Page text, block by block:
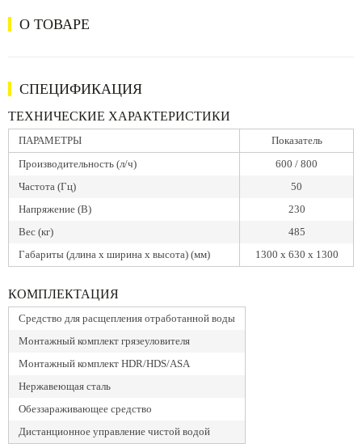
О ТОВАРЕ
СПЕЦИФИКАЦИЯ
ТЕХНИЧЕСКИЕ ХАРАКТЕРИСТИКИ
ПАРАМЕТРЫ
Показатель
Производительность (л/ч)
600 / 800
Частота (Гц)
50
Напряжение (В)
230
Вес (кг)
485
Габариты (длина х ширина х высота) (мм)
1300 x 630 x 1300
КОМПЛЕКТАЦИЯ
Средство для расщепления отработанной воды
Монтажный комплект грязеуловителя
Монтажный комплект HDR/HDS/ASA
Нержавеющая сталь
Обеззараживающее средство
Дистанционное управление чистой водой